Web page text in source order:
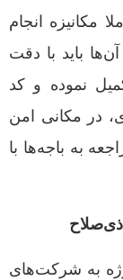
مکانیزه انجام
آن‌ها باید با دقت
نموده و کد
در مکانی امن
به باجه‌ها با
به شرکت‌های